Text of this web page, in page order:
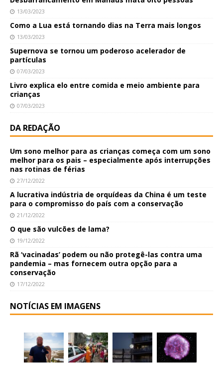
13/03/2023
Como a Lua está tornando dias na Terra mais longos
13/03/2023
Supernova se tornou um poderoso acelerador de
partículas
07/03/2023
Livro explica elo entre comida e meio ambiente para
crianças
07/03/2023
DA REDAÇÃO
Um sono melhor para as crianças começa com um sono
melhor para os pais – especialmente após interrupções
nas rotinas de férias
27/12/2022
A lucrativa indústria de orquídeas da China é um teste
para o compromisso do país com a conservação
21/12/2022
O que são vulcões de lama?
19/12/2022
Rã ‘vacinadas’ podem ou não protegê-las contra uma
pandemia – mas fornecem outra opção para a
conservação
17/12/2022
NOTÍCIAS EM IMAGENS